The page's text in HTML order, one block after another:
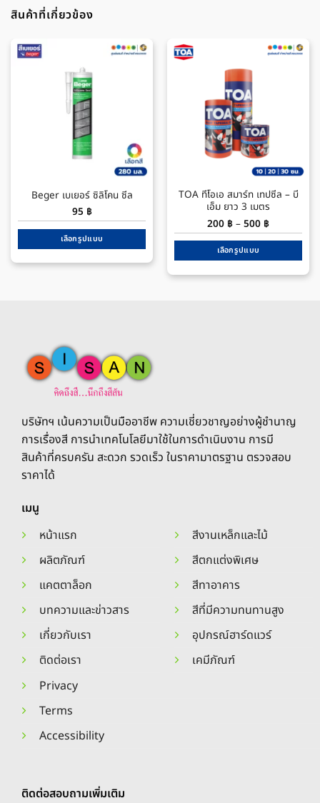
สินค้าที่เกี่ยวข้อง
Beger เบเยอร์ ซิลิโคน ซีล
95 ฿
เลือกรูปแบบ
may
be
chosen
the
product
page
TOA ทีโอเอ สมาร์ท เทปซีล – บี
เอ็ม ยาว 3 เมตร
200 ฿ – 500 ฿Price
range:
200 ฿
500 ฿
เลือกรูปแบบ
product
on
product
page
บริษัทฯ เน้นความเป็นมืออาชีพ ความเชี่ยวชาญอย่างผู้ชำนาญ
การเรื่องสี การนำเทคโนโลยีมาใช้ในการดำเนินงาน การมี
สินค้าที่ครบครัน สะดวก รวดเร็ว ในราคามาตรฐาน ตรวจสอบ
ราคาได้
เมนู
หน้าแรก
ผลิตภัณฑ์
แคตตาล็อก
บทความและข่าวสาร
เกี่ยวกับเรา
ติดต่อเรา
สีงานเหล็กและไม้
สีตกแต่งพิเศษ
สีทาอาคาร
สีที่มีความทนทานสูง
อุปกรณ์ฮาร์ดแวร์
เคมีภัณฑ์
Privacy
Terms
Accessibility
ติดต่อสอบถามเพิ่มเติม